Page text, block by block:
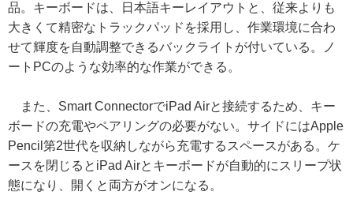
品。キーボードは、日本語キーレイアウトと、従来よりも
大きくて精密なトラックパッドを採用し、作業環境に合わ
せて輝度を自動調整できるバックライトが付いている。ノ
ートPCのような効率的な作業ができる。
また、Smart ConnectorでiPad Airと接続するため、キー
ボードの充電やペアリングの必要がない。サイドにはApple
Pencil第2世代を収納しながら充電するスペースがある。ケ
ースを閉じるとiPad Airとキーボードが自動的にスリープ状
態になり、開くと両方がオンになる。